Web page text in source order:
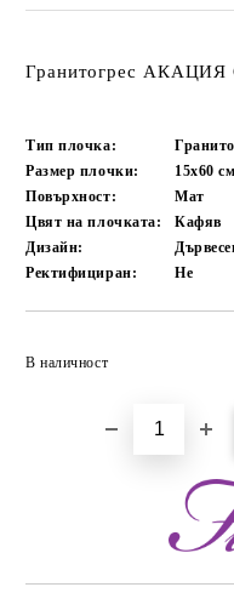
Гранитогрес
Тип плочка:
Размер плочки:
15x60см
Повърхност:
Мат
Цвят на плочката:
Кафяв
Дизайн:
Ректифициран:
Не
В наличност